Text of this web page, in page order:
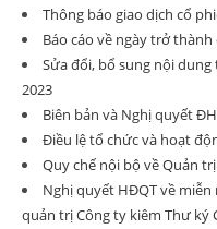
Thông báo giao dịch cổ
Báo cáo về ngày trở
Sửa đổi, bổ sung nội
2023
Biên bản và Nghị quyết
Điều lệ tổ chức và hoạt
Quy chế nội bộ về Quản
Nghị quyết HĐQT về
quản trị Công ty kiêm Thư ký